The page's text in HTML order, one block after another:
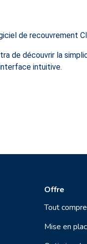
de recouvrement
de découvrir la
intuitive.
Offre
Tout
Mise en